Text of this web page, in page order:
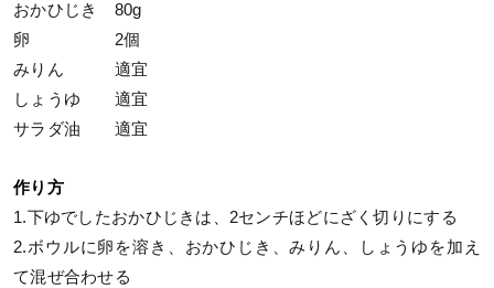
おかひじき 80g
卵 2個
みりん 適宜
しょうゆ 適宜
サラダ油 適宜
作り方
1.下ゆでしたおかひじきは、2センチほどにざく切りにする
2.ボウルに卵を溶き、おかひじき、みりん、しょうゆを加え
て混ぜ合わせる